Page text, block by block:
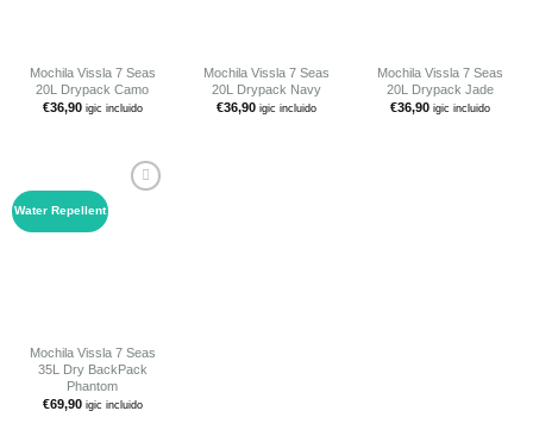
Mochila Vissla 7 Seas
20L Drypack Camo
€36,90 igic incluido
Mochila Vissla 7 Seas
20L Drypack Navy
€36,90 igic incluido
Mochila Vissla 7 Seas
20L Drypack Jade
€36,90 igic incluido
Water Repellent
Mochila Vissla 7 Seas
35L Dry BackPack
Phantom
€69,90 igic incluido